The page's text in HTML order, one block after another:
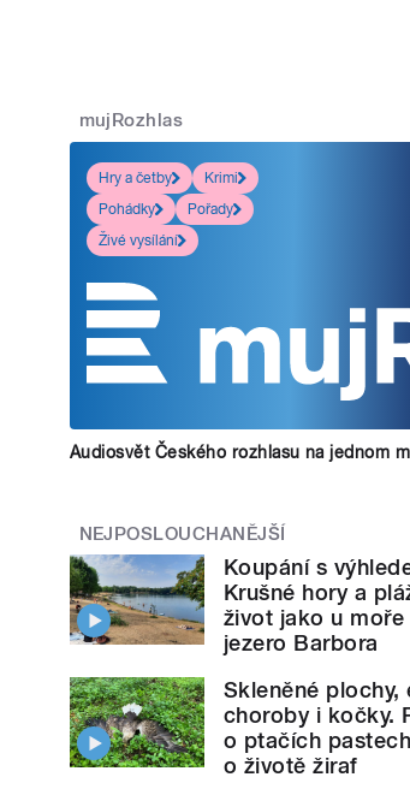
mujRozhlas
Hry a četby
Krimi
Pohádky
Pořady
Živé vysílání
Audiosvět Českého rozhlasu na jednom
NEJPOSLOUCHANĚJŠÍ
Koupání s
Krušné hory a
život jako u moře
jezero Barbora
Skleněné plochy,
choroby i kočky.
o ptačích
o životě žiraf